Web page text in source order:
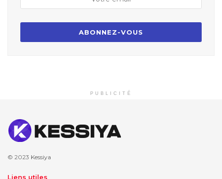
PUBLICITÉ
© 2023 Kessiya
Liens utiles